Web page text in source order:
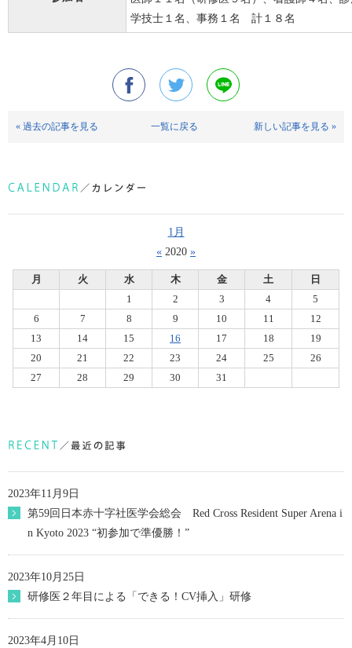
学技士１名、事務１名 計１８名
« 過去の記事を見る 一覧に戻る 新しい記事を見る »
1月
« 2020 »
月 火 水 木 金 土
日
1
2 3 4
5
6
7 8 9 10 11
12
13
14 15 16 17 18
19
20
21 22 23 24 25
26
27
28 29 30 31
2023年11月9日
第59回日本赤十字社医学会総会 Red Cross Resident Super Arena i
n Kyoto 2023 “初参加で準優勝！”
2023年10月25日
研修医２年目による「できる！CV挿入」研修
2023年4月10日